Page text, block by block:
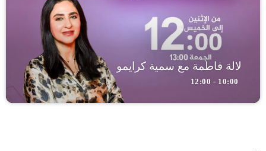
لالة فاطمة مع سمية كرايمو
10:00 - 12:00